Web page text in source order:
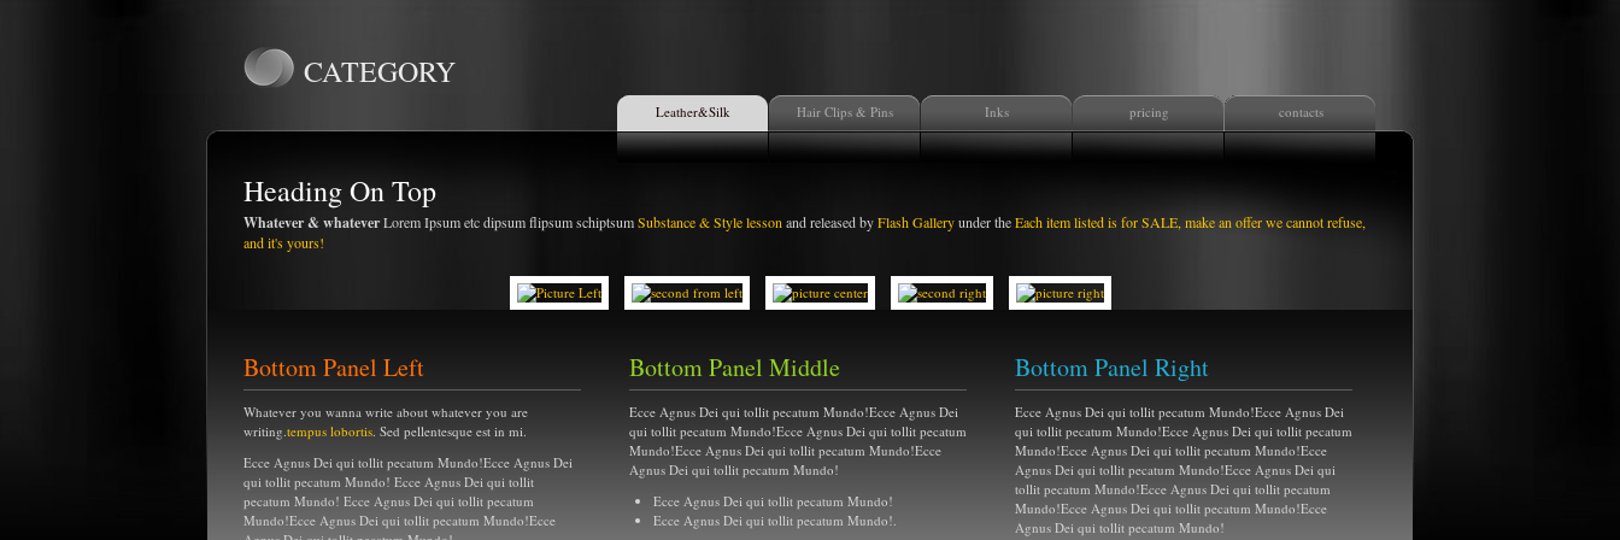
CATEGORY
Leather&Silk Hair Clips & Pins Inks pricing contacts
Heading On Top
Whatever & whateverLorem Ipsum etc dipsum flipsum schiptsumSubstance & Style lesson and released byFlash Galleryunder theEach item listed is for SALE, make an offer we cannot refuse,
and it's yours!
Bottom Panel Left
Whatever you wanna write about whatever you are
writing.tempus lobortis. Sed pellentesque est in mi.
Ecce Agnus Dei qui tollit pecatum Mundo!Ecce Agnus Dei
qui tollit pecatum Mundo! Ecce Agnus Dei qui tollit
pecatum Mundo! Ecce Agnus Dei qui tollit pecatum
Mundo!Ecce Agnus Dei qui tollit pecatum Mundo!Ecce
Bottom Panel Middle
Ecce Agnus Dei qui tollit pecatum Mundo!Ecce Agnus Dei
qui tollit pecatum Mundo!Ecce Agnus Dei qui tollit pecatum
Mundo!Ecce Agnus Dei qui tollit pecatum Mundo!Ecce
Agnus Dei qui tollit pecatum Mundo!
Ecce Agnus Dei qui tollit pecatum Mundo!
Ecce Agnus Dei qui tollit pecatum Mundo!.
Bottom Panel Right
Ecce Agnus Dei qui tollit pecatum Mundo!Ecce Agnus Dei
qui tollit pecatum Mundo!Ecce Agnus Dei qui tollit pecatum
Mundo!Ecce Agnus Dei qui tollit pecatum Mundo!Ecce
Agnus Dei qui tollit pecatum Mundo!Ecce Agnus Dei qui
tollit pecatum Mundo!Ecce Agnus Dei qui tollit pecatum
Mundo!Ecce Agnus Dei qui tollit pecatum Mundo!Ecce
Agnus Dei qui tollit pecatum Mundo!